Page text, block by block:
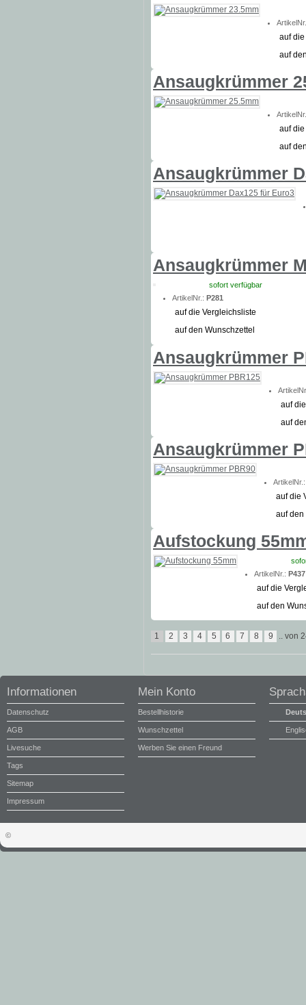
auf
auf
Ansaugkrümmer
auf
auf
Ansaugkrümmer
Ansaugkrümmer
sofort verfügbar
ArtikelNr.: P281
auf die Vergleichsliste
auf den Wunschzettel
Ansaugkrümmer
auf
auf
Ansaugkrümmer
auf die
auf den
Aufstockung
ArtikelNr.:P437
auf die
auf den
1 2 3 4 5 6 7 8 9 .. von
Informationen
Datenschutz
AGB
Livesuche
Tags
Sitemap
Impressum
Mein Konto
Bestellhistorie
Wunschzettel
Werben Sie einen Freund
©